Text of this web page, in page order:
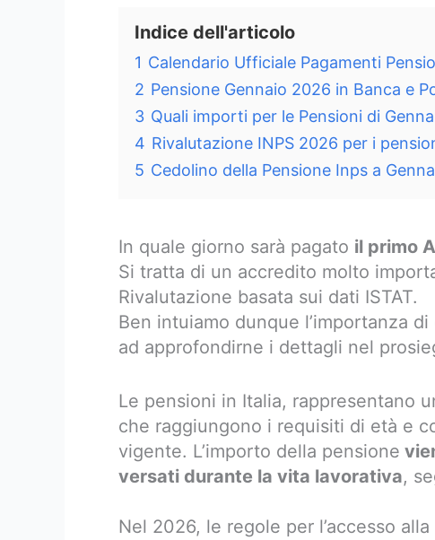
Indice dell'articolo
1 Calendario Ufficiale Pagamenti
2 Pensione Gennaio 2026 in Banca e
3 Quali importi per le Pensioni di
4 Rivalutazione INPS 2026 per i
5 Cedolino della Pensione Inps a
In quale giorno sarà pagato il primo
Si tratta di un accredito molto
Rivalutazione basata sui dati ISTAT.
Ben intuiamo dunque l’importanza
ad approfondirne i dettagli nel
Le pensioni in Italia, rappresentano
che raggiungono i requisiti di età e
vigente. L’importo della pensione
versati durante la vita lavorativa,
Nel 2026, le regole per l’accesso